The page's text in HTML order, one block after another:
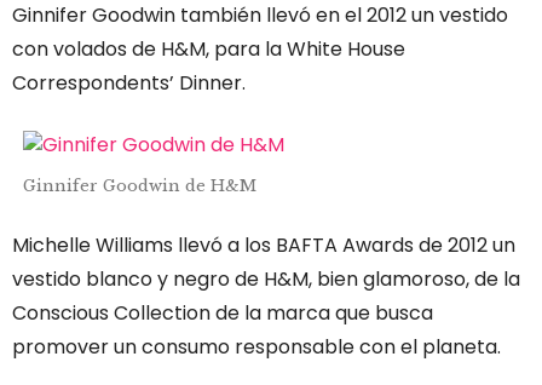
Ginnifer Goodwin también llevó en el 2012 un vestido
con volados de H&M, para la White House
Correspondents’ Dinner.
Ginnifer Goodwin de H&M
Michelle Williams llevó a los BAFTA Awards de 2012 un
vestido blanco y negro de H&M, bien glamoroso, de la
Conscious Collection de la marca que busca
promover un consumo responsable con el planeta.